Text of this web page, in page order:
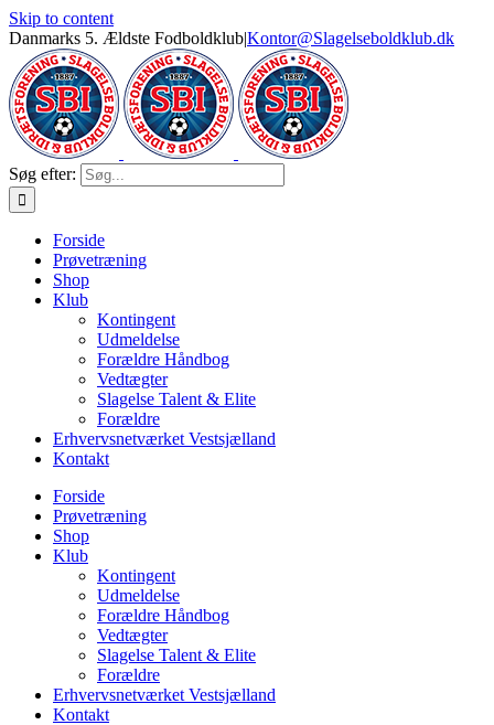
Skip to content
Danmarks 5. Ældste Fodboldklub|Kontor@Slagelseboldklub.dk
Søg efter:
Forside
Prøvetræning
Shop
Klub
Kontingent
Udmeldelse
Forældre Håndbog
Vedtægter
Slagelse Talent & Elite
Forældre
Erhvervsnetværket Vestsjælland
Kontakt
Forside
Prøvetræning
Shop
Klub
Kontingent
Udmeldelse
Forældre Håndbog
Vedtægter
Slagelse Talent & Elite
Forældre
Erhvervsnetværket Vestsjælland
Kontakt